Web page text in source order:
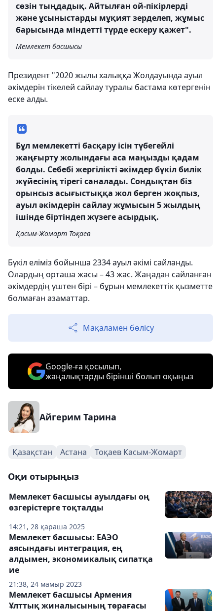
сөзін тыңдадық. Айтылған ой-пікірлерді
және ұсыныстарды мұқият зерделеп, жұмыс
барысында міндетті түрде ескеру қажет".
Мемлекет басшысы
Президент "2020 жылы халыққа Жолдауында ауыл
әкімдерін тікелей сайлау туралы бастама көтергенін
еске алды.
Бұл мемлекетті басқару ісін түбегейлі
жаңғырту жолындағы аса маңызды қадам
болды. Себебі жергілікті әкімдер бүкіл билік
жүйесінің тірегі саналады. Сондықтан біз
орынсыз асығыстыққа жол берген жоқпыз,
ауыл әкімдерін сайлау жұмысын 5 жылдың
ішінде біртіндеп жүзеге асырдық.
Қасым-Жомарт Тоқаев
Бүкіл еліміз бойынша 2334 ауыл әкімі сайланды.
Олардың орташа жасы – 43 жас. Жаңадан сайланған
әкімдердің үштен бірі – бұрын мемлекеттік қызметте
болмаған азаматтар.
Мақаламен бөлісу
Google-ға қосылып,
жаңалықтарды бірінші болып оқыңыз
Айгерим Тарина
Қазақстан Астана Тоқаев Касым-Жомарт
Оқи отырыңыз
14:21, 28 қараша 2025
Мемлекет басшысы ауылдағы оң
өзгерістерге тоқталды
21:38, 24 мамыр 2023
Мемлекет басшысы: ЕАЭО
аясындағы интеграция, ең
алдымен, экономикалық сипатқа
ие
Мемлекет басшысы Армения
Ұлттық жиналысының төрағасы